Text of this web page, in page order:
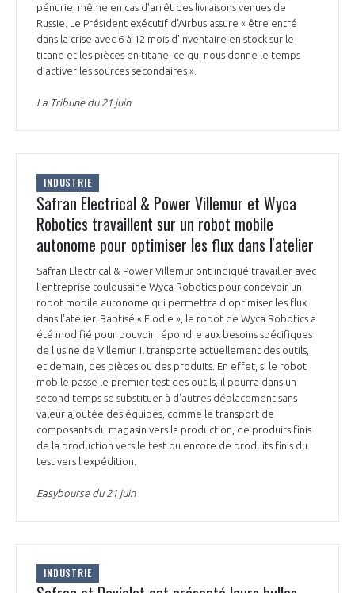
ENVIRONNEMENT
INNOVATION
INTERNATIONALISATION
RAPPORTS D'ACTIVITÉS
pénurie, même en cas d'arrêt des livraisons venues de
Russie. Le Président exécutif d'Airbus assure « être entré
dans la crise avec 6 à 12 mois d'inventaire en stock sur le
titane et les pièces en titane, ce qui nous donne le temps
d'activer les sources secondaires ».
La Tribune du 21 juin
INDUSTRIE
Safran Electrical & Power Villemur et Wyca
Robotics travaillent sur un robot mobile
autonome pour optimiser les flux dans l'atelier
Safran Electrical & Power Villemur ont indiqué travailler avec
l'entreprise toulousaine Wyca Robotics pour concevoir un
robot mobile autonome qui permettra d'optimiser les flux
dans l'atelier. Baptisé « Elodie », le robot de Wyca Robotics a
été modifié pour pouvoir répondre aux besoins spécifiques
de l'usine de Villemur. Il transporte actuellement des outils,
et demain, des pièces ou des produits. En effet, si le robot
mobile passe le premier test des outils, il pourra dans un
second temps se substituer à d'autres déplacement sans
valeur ajoutée des équipes, comme le transport de
composants du magasin vers la production, de produits finis
de la production vers le test ou encore de produits finis du
test vers l'expédition.
Easybourse du 21 juin
INDUSTRIE